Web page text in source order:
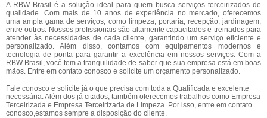
A RBW Brasil é a solução ideal para quem busca serviços terceirizados de
qualidade. Com mais de 10 anos de experiência no mercado, oferecemos
uma ampla gama de serviços, como limpeza, portaria, recepção, jardinagem,
entre outros. Nossos profissionais são altamente capacitados e treinados para
atender às necessidades de cada cliente, garantindo um serviço eficiente e
personalizado. Além disso, contamos com equipamentos modernos e
tecnologia de ponta para garantir a excelência em nossos serviços. Com a
RBW Brasil, você tem a tranquilidade de saber que sua empresa está em boas
mãos. Entre em contato conosco e solicite um orçamento personalizado.
Fale conosco e solicite já o que precisa com toda a Qualificada e excelente
necessária. Além dos já citados, também oferecemos trabalhos como Empresa
Terceirizada e Empresa Terceirizada de Limpeza. Por isso, entre em contato
conosco,estamos sempre a disposição do cliente.